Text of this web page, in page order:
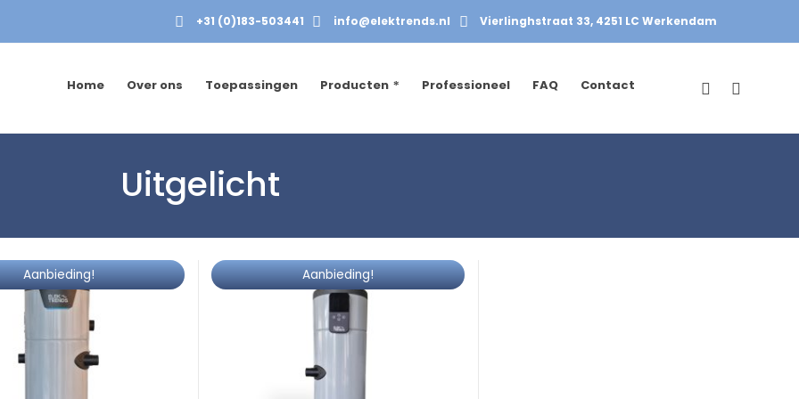
+31 (0)183-503441 info@elektrends.nl Vierlinghstraat 33, 4251 LC Werkendam
Home Over ons Toepassingen Producten Professioneel FAQ Contact
Uitgelicht
Aanbieding! Aanbieding!